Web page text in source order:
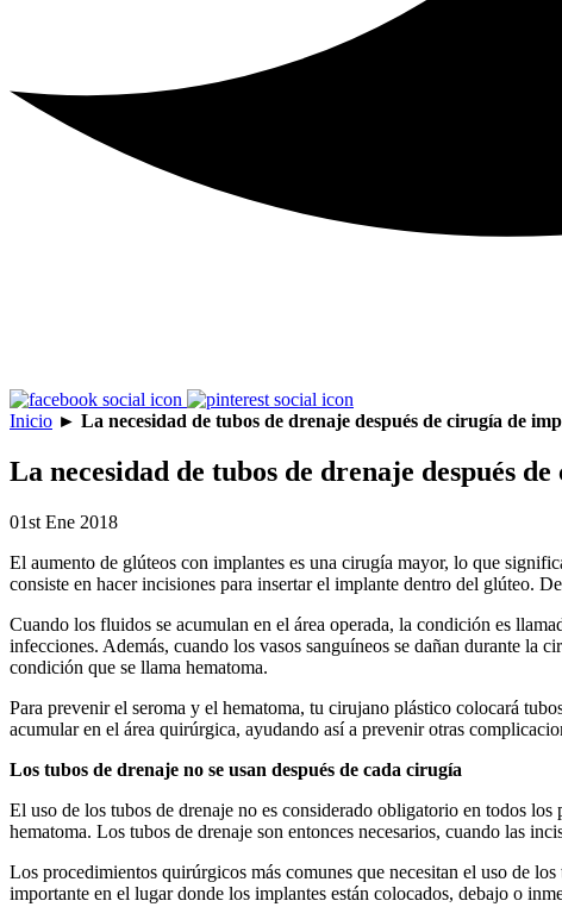
Inicio ► La necesidad de tubos de drenaje después de cirugía de
La necesidad de tubos de drenaje después
01st Ene 2018
El aumento de glúteos con implantes es una cirugía mayor, lo que
consiste en hacer incisiones para insertar el implante dentro del glúteo.
Cuando los fluidos se acumulan en el área operada, la condición es
infecciones. Además, cuando los vasos sanguíneos se dañan durante la
condición que se llama hematoma.
Para prevenir el seroma y el hematoma, tu cirujano plástico colocará
acumular en el área quirúrgica, ayudando así a prevenir otras
Los tubos de drenaje no se usan después de cada cirugía
El uso de los tubos de drenaje no es considerado obligatorio en todos
hematoma. Los tubos de drenaje son entonces necesarios, cuando las
Los procedimientos quirúrgicos más comunes que necesitan el uso de
importante en el lugar donde los implantes están colocados, debajo o